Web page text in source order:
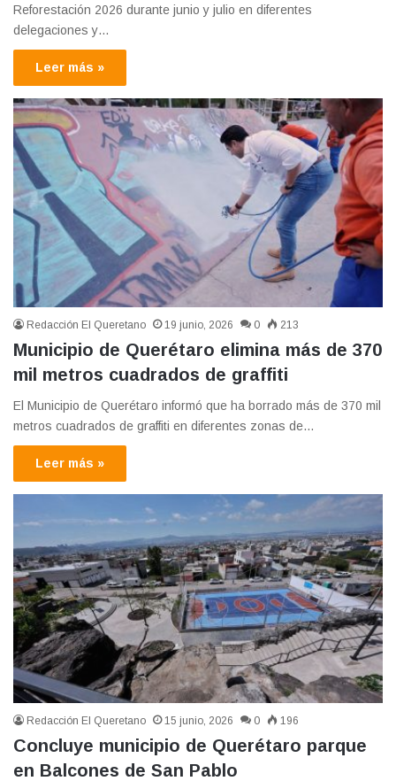
Reforestación 2026 durante junio y julio en diferentes
delegaciones y…
Leer más »
Redacción El Queretano 19 junio, 2026 0 213
Municipio de Querétaro elimina más de 370
mil metros cuadrados de graffiti
El Municipio de Querétaro informó que ha borrado más de 370 mil
metros cuadrados de graffiti en diferentes zonas de…
Leer más »
Redacción El Queretano 15 junio, 2026 0 196
Concluye municipio de Querétaro parque
en Balcones de San Pablo